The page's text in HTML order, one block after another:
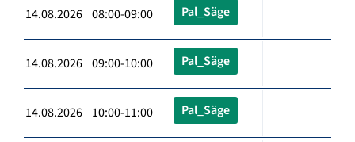
14.08.2026 08:00-09:00 Pal_Säge
14.08.2026 09:00-10:00 Pal_Säge
14.08.2026 10:00-11:00 Pal_Säge